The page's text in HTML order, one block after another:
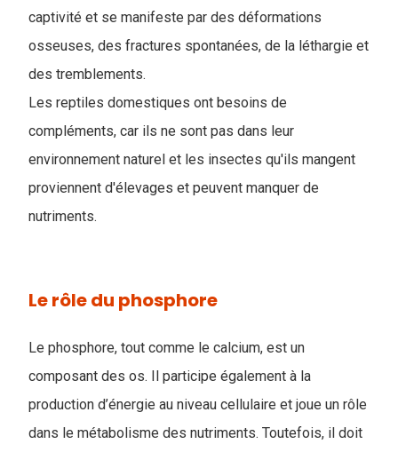
captivité et se manifeste par des déformations
osseuses, des fractures spontanées, de la léthargie et
des tremblements.
Les reptiles domestiques ont besoins de
compléments, car ils ne sont pas dans leur
environnement naturel et les insectes qu'ils mangent
proviennent d'élevages et peuvent manquer de
nutriments.
Le rôle du phosphore
Le phosphore, tout comme le calcium, est un
composant des os. Il participe également à la
production d’énergie au niveau cellulaire et joue un rôle
dans le métabolisme des nutriments. Toutefois, il doit